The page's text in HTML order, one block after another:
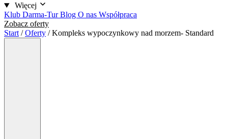
Więcej
Klub Darma-TurBlog O nas Współpraca
Zobacz oferty
Start / Oferty / Kompleks wypoczynkowy nad morzem- Standard